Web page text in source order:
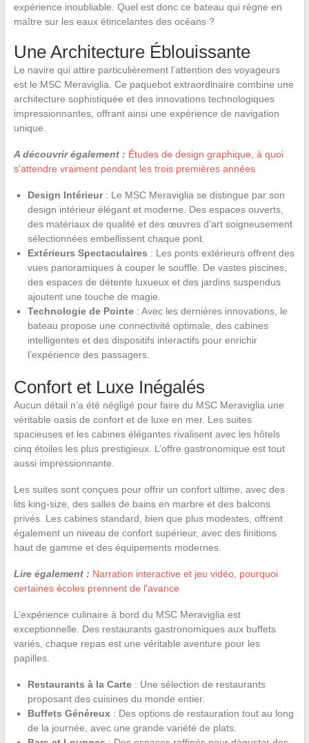
expérience inoubliable. Quel est donc ce bateau qui règne en
maître sur les eaux étincelantes des océans ?
Une Architecture Éblouissante
Le navire qui attire particulièrement l’attention des voyageurs
est le MSC Meraviglia. Ce paquebot extraordinaire combine une
architecture sophistiquée et des innovations technologiques
impressionnantes, offrant ainsi une expérience de navigation
unique.
A découvrir également : Études de design graphique, à quoi
s'attendre vraiment pendant les trois premières années
Design Intérieur: Le MSC Meraviglia se distingue par son
design intérieur élégant et moderne. Des espaces ouverts,
des matériaux de qualité et des œuvres d’art soigneusement
sélectionnées embellissent chaque pont.
Extérieurs Spectaculaires : Les ponts extérieurs offrent des
vues panoramiques à couper le souffle. De vastes piscines,
des espaces de détente luxueux et des jardins suspendus
ajoutent une touche de magie.
Technologie de Pointe: Avec les dernières innovations, le
bateau propose une connectivité optimale, des cabines
intelligentes et des dispositifs interactifs pour enrichir
l’expérience des passagers.
Confort et Luxe Inégalés
Aucun détail n’a été négligé pour faire du MSC Meraviglia une
véritable oasis de confort et de luxe en mer. Les suites
spacieuses et les cabines élégantes rivalisent avec les hôtels
cinq étoiles les plus prestigieux. L’offre gastronomique est tout
aussi impressionnante.
Les suites sont conçues pour offrir un confort ultime, avec des
lits king-size, des salles de bains en marbre et des balcons
privés. Les cabines standard, bien que plus modestes, offrent
également un niveau de confort supérieur, avec des finitions
haut de gamme et des équipements modernes.
Lire également : Narration interactive et jeu vidéo, pourquoi
certaines écoles prennent de l'avance
L’expérience culinaire à bord du MSC Meraviglia est
exceptionnelle. Des restaurants gastronomiques aux buffets
variés, chaque repas est une véritable aventure pour les
papilles.
Restaurants à la Carte: Une sélection de restaurants
proposant des cuisines du monde entier.
Buffets Généreux: Des options de restauration tout au long
de la journée, avec une grande variété de plats.